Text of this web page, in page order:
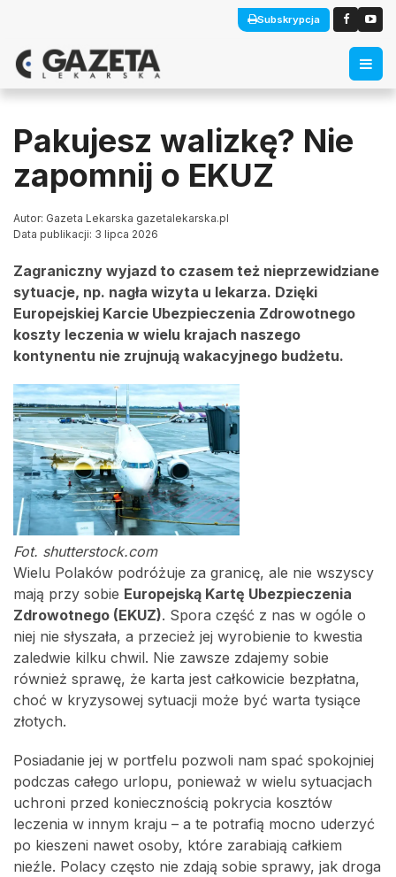
Subskrypcja
Pakujesz walizkę? Nie
zapomnij o EKUZ
Autor: Gazeta Lekarska gazetalekarska.pl
Data publikacji: 3 lipca 2026
Zagraniczny wyjazd to czasem też nieprzewidziane
sytuacje, np. nagła wizyta u lekarza. Dzięki
Europejskiej Karcie Ubezpieczenia Zdrowotnego
koszty leczenia w wielu krajach naszego
kontynentu nie zrujnują wakacyjnego budżetu.
Fot. shutterstock.com
Wielu Polaków podróżuje za granicę, ale nie wszyscy
mają przy sobie Europejską Kartę Ubezpieczenia
Zdrowotnego (EKUZ). Spora część z nas w ogóle o
niej nie słyszała, a przecież jej wyrobienie to kwestia
zaledwie kilku chwil. Nie zawsze zdajemy sobie
również sprawę, że karta jest całkowicie bezpłatna,
choć w kryzysowej sytuacji może być warta tysiące
złotych.
Posiadanie jej w portfelu pozwoli nam spać spokojniej
podczas całego urlopu, ponieważ w wielu sytuacjach
uchroni przed koniecznością pokrycia kosztów
leczenia w innym kraju – a te potrafią mocno uderzyć
po kieszeni nawet osoby, które zarabiają całkiem
nieźle. Polacy często nie zdają sobie sprawy, jak droga